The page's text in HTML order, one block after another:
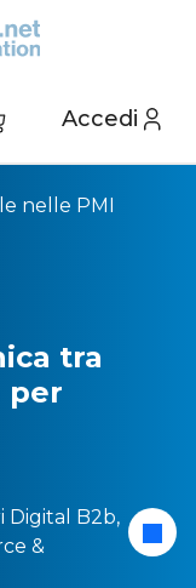
Accedi
nelle PMI
tra
per
Digital B2b,
&